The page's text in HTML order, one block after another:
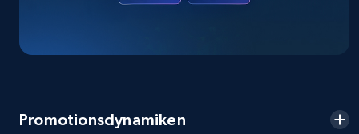
URL, Product id, Title, Seller name, Seller rating,
Promotionsdynamiken